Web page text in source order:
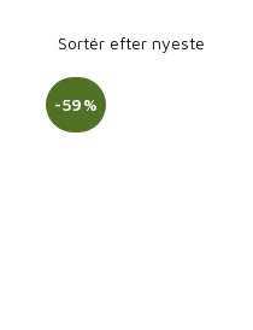
-59%